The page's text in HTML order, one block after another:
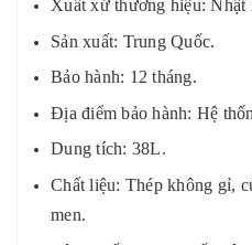
Xuất xứ thương hiệu: Nhật
Sản xuất: Trung Quốc.
Bảo hành: 12 tháng.
Địa điểm bảo hành: Hệ
Dung tích: 38L.
Chất liệu: Thép không gỉ,
men.